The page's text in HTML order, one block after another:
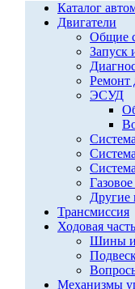
Каталог
Двигатели
Общие
Запуск
Ремонт
ЭСУД
Другие
Трансмиссия
Ходовая часть
Шины и
Механизмы